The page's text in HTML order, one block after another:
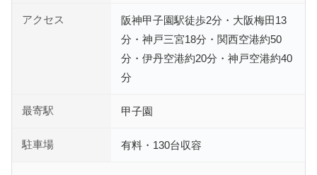
アクセス
阪神甲子園駅徒歩2分・大阪梅田13
分・神戸三宮18分・関西空港約50
分・伊丹空港約20分・神戸空港約40
分
最寄駅 甲子園
駐車場 有料・130台収容